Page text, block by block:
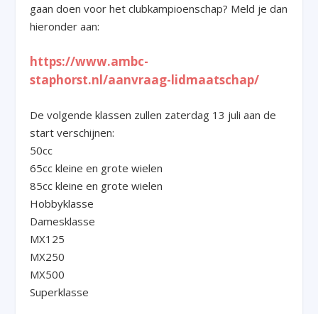
gaan doen voor het clubkampioenschap? Meld je dan
hieronder aan:
https://www.ambc-
staphorst.nl/aanvraag-lidmaatschap/
De volgende klassen zullen zaterdag 13 juli aan de
start verschijnen:
50cc
65cc kleine en grote wielen
85cc kleine en grote wielen
Hobbyklasse
Damesklasse
MX125
MX250
MX500
Superklasse